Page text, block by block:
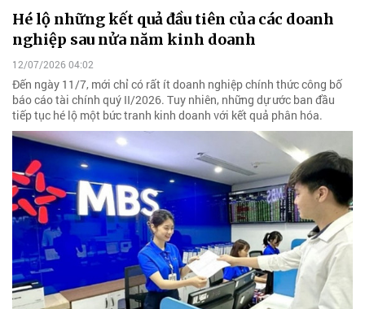
Hé lộ những kết quả đầu tiên của các doanh
nghiệp sau nửa năm kinh doanh
12/07/2026 04:02
Đến ngày 11/7, mới chỉ có rất ít doanh nghiệp chính thức công bố
báo cáo tài chính quý II/2026. Tuy nhiên, những dự ước ban đầu
tiếp tục hé lộ một bức tranh kinh doanh với kết quả phân hóa.